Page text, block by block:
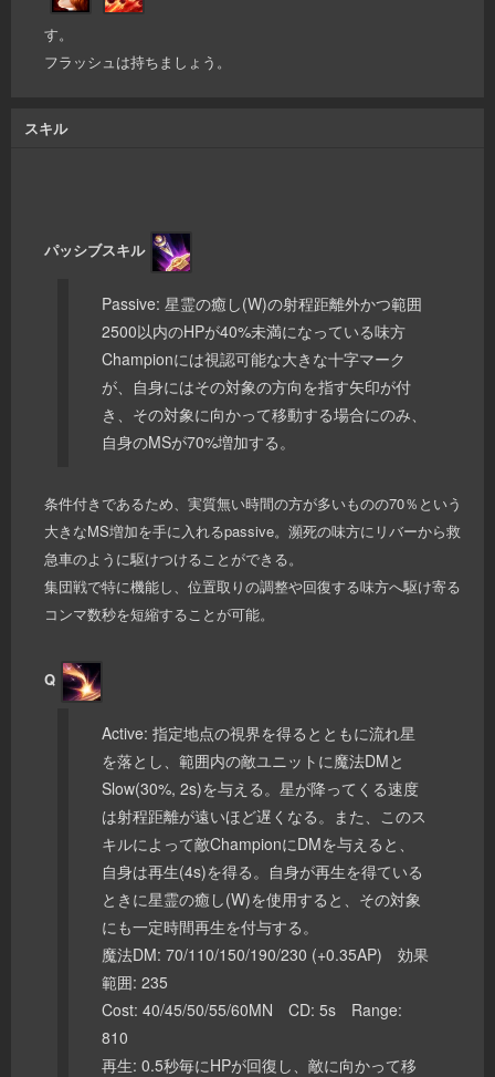
す。
フラッシュは持ちましょう。
スキル
パッシブスキル
Passive: 星霊の癒し(W)の射程距離外かつ範囲
2500以内のHPが40%未満になっている味方
Championには視認可能な大きな十字マーク
が、自身にはその対象の方向を指す矢印が付
き、その対象に向かって移動する場合にのみ、
自身のMSが70%増加する。
条件付きであるため、実質無い時間の方が多いものの70％という
大きなMS増加を手に入れるpassive。瀕死の味方にリバーから救
急車のように駆けつけることができる。
集団戦で特に機能し、位置取りの調整や回復する味方へ駆け寄る
コンマ数秒を短縮することが可能。
Q
Active: 指定地点の視界を得るとともに流れ星
を落とし、範囲内の敵ユニットに魔法DMと
Slow(30%, 2s)を与える。星が降ってくる速度
は射程距離が遠いほど遅くなる。また、このス
キルによって敵ChampionにDMを与えると、
自身は再生(4s)を得る。自身が再生を得ている
ときに星霊の癒し(W)を使用すると、その対象
にも一定時間再生を付与する。
魔法DM: 70/110/150/190/230 (+0.35AP) 効果
範囲: 235
Cost: 40/45/50/55/60MN CD: 5s Range:
810
再生: 0.5秒毎にHPが回復し、敵に向かって移